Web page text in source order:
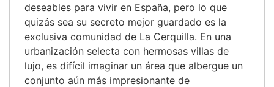
deseables para vivir en España, pero lo que
quizás sea su secreto mejor guardado es la
exclusiva comunidad de La Cerquilla. En una
urbanización selecta con hermosas villas de
lujo, es difícil imaginar un área que albergue un
conjunto aún más impresionante de